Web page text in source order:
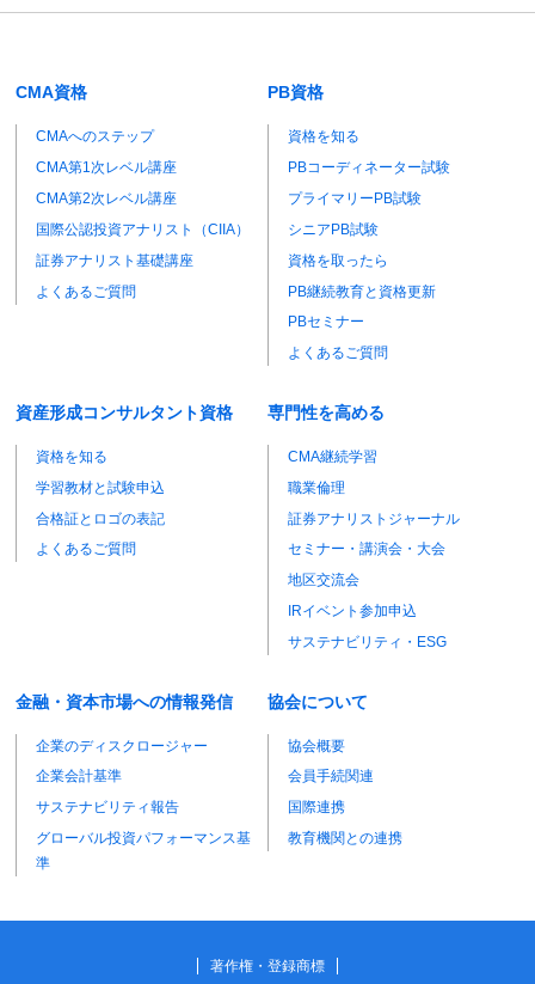
CMA資格
CMAへのステップ
CMA第1次レベル講座
CMA第2次レベル講座
国際公認投資アナリスト（CIIA）
証券アナリスト基礎講座
よくあるご質問
PB資格
資格を知る
PBコーディネーター試験
プライマリーPB試験
シニアPB試験
資格を取ったら
PB継続教育と資格更新
PBセミナー
よくあるご質問
資産形成コンサルタント資格
資格を知る
学習教材と試験申込
合格証とロゴの表記
よくあるご質問
専門性を高める
CMA継続学習
職業倫理
証券アナリストジャーナル
セミナー・講演会・大会
地区交流会
IRイベント参加申込
サステナビリティ・ESG
金融・資本市場への情報発信
企業のディスクロージャー
企業会計基準
サステナビリティ報告
グローバル投資パフォーマンス基
準
協会について
協会概要
会員手続関連
国際連携
教育機関との連携
著作権・登録商標